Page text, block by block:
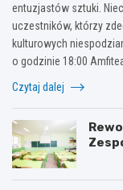
entuzjastów sztuki.
uczestników, którzy
kulturowych
o godzinie 18:00
Czytaj dalej